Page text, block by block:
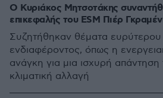
Ο Κυριάκος Μητσοτάκης
επικεφαλής του ESM Πιέρ
Συζητήθηκαν θέματα
ενδιαφέροντος, όπως η
ανάγκη για μια ισχυρή
κλιματική αλλαγή